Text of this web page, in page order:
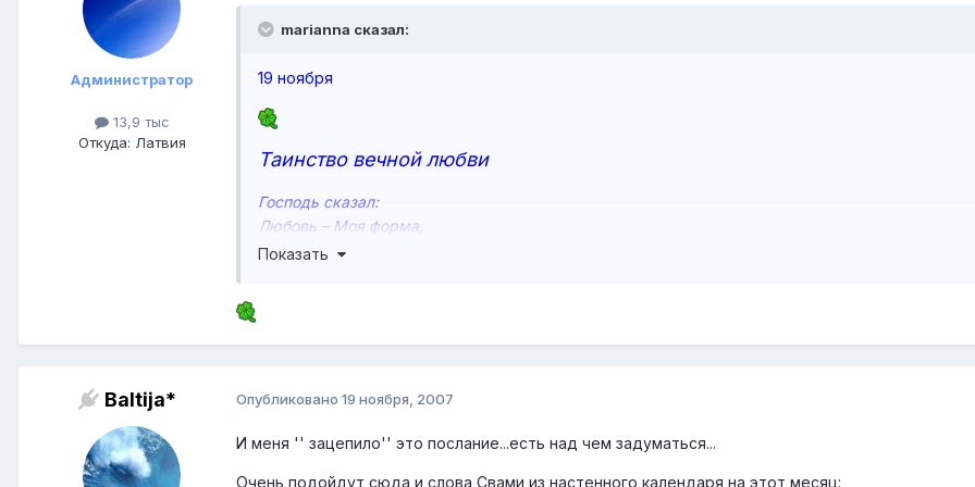
Администратор
13,9 тыс
Откуда: Латвия
marianna сказал:
19 ноября
Таинство вечной любви
Господь сказал:
Любовь – Моя форма,
Истина – Моё дыхание.
Нет причины для любви.
Нет рождения, нет смерти.
между Моей любовью и мирской, стяжающей и забирающей. И потому Моя любовь вечно
расширяется и умножается. Гигантское дерево произрастает из маленького семени.
Показать
Baltija* Опубликовано 19 ноября, 2007
И меня '' зацепило'' это послание...есть над чем задуматься...
Очень подойдут сюда и слова Свами из настенного календаря на этот месяц: